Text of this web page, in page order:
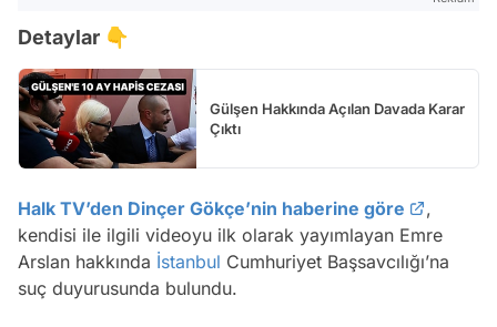
Detaylar 👇
Gülşen Hakkında Açılan Davada Karar
Çıktı
Halk TV’den Dinçer Gökçe’nin haberine göre
,
kendisi ile ilgili videoyu ilk olarak yayımlayan Emre
Arslan hakkında İstanbul Cumhuriyet Başsavcılığı’na
suç duyurusunda bulundu.